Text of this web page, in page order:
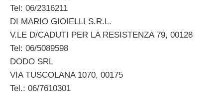
Tel: 06/2316211
DI MARIO GIOIELLI S.R.L.
V.LE D/CADUTI PER LA RESISTENZA 79, 00128
Tel: 06/5089598
DODO SRL
VIA TUSCOLANA 1070, 00175
Tel.: 06/7610301